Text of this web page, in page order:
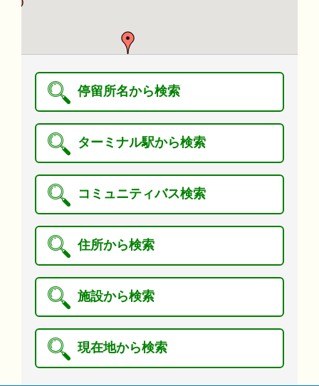
停留所名から検索
ターミナル駅から検索
コミュニティバス検索
住所から検索
施設から検索
現在地から検索